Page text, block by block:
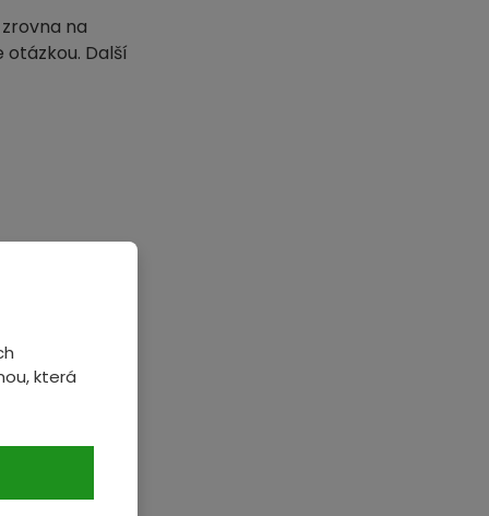
na
otázkou. Další
která